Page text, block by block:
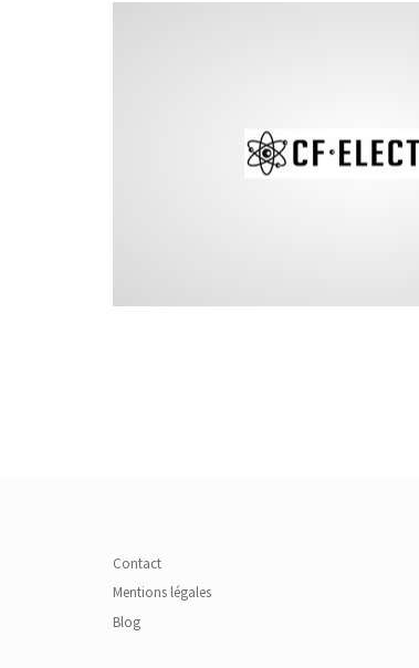
Contact
Mentions légales
Blog